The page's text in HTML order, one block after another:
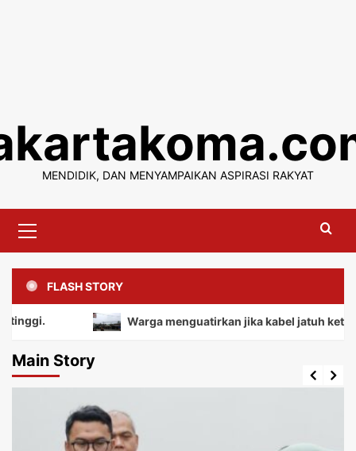
content
MENDIDIK, DAN MENYAMPAIKAN ASPIRASI RAKYAT
Menu
FLASH STORY
Warga menguatirkan jika kabel jatuh ketanah,
Main Story